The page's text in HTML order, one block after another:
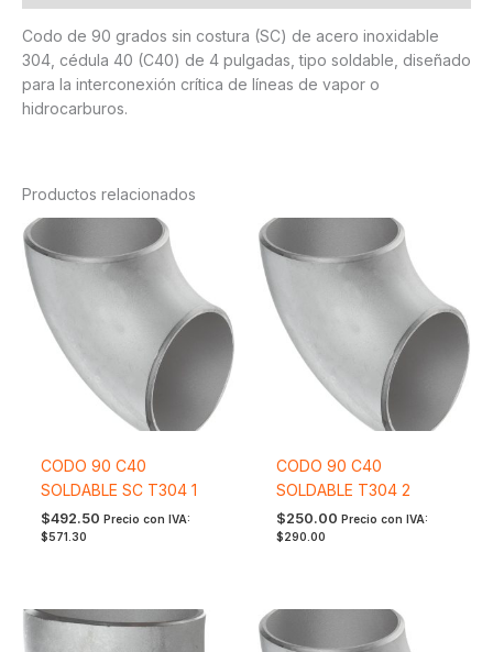
Codo de 90 grados sin costura (SC) de acero inoxidable
304, cédula 40 (C40) de 4 pulgadas, tipo soldable, diseñado
para la interconexión crítica de líneas de vapor o
hidrocarburos.
Productos relacionados
CODO 90 C40
SOLDABLE SC T304 1
$492.50 Precio con IVA:
$571.30
CODO 90 C40
SOLDABLE T304 2
$250.00 Precio con IVA:
$290.00